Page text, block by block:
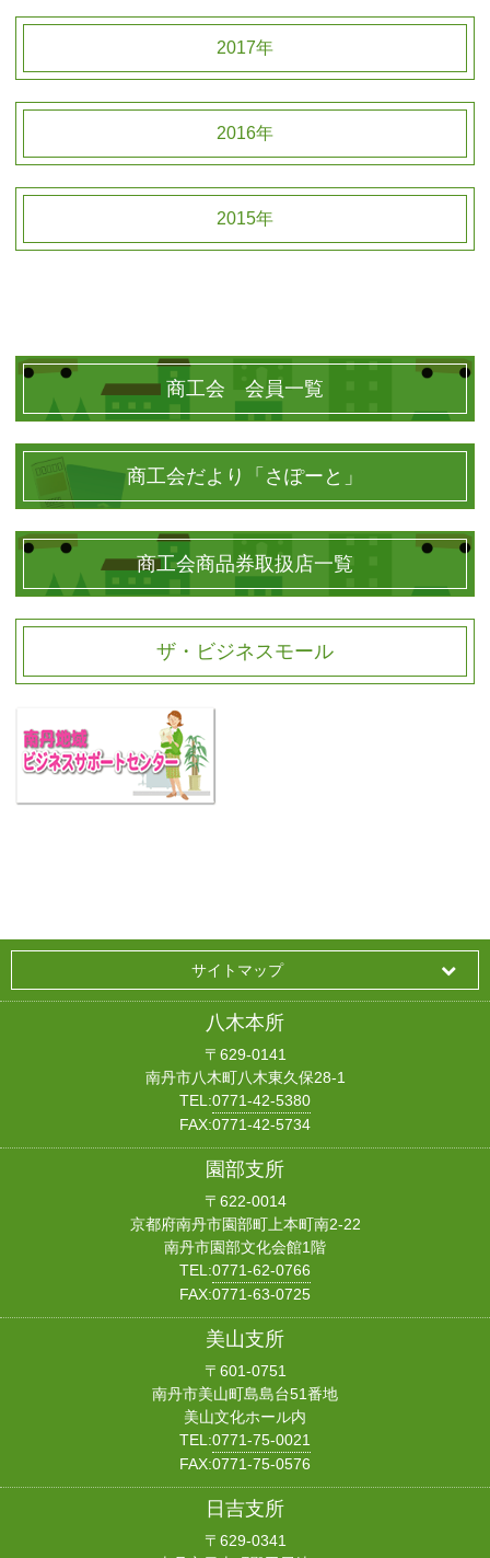
2017年
2016年
2015年
商工会 会員一覧
商工会だより「さぽーと」
商工会商品券取扱店一覧
ザ・ビジネスモール
サイトマップ
八木本所
〒629-0141
南丹市八木町八木東久保28-1
TEL:0771-42-5380
FAX:0771-42-5734
園部支所
〒622-0014
京都府南丹市園部町上本町南2-22
南丹市園部文化会館1階
TEL:0771-62-0766
FAX:0771-63-0725
美山支所
〒601-0751
南丹市美山町島島台51番地
美山文化ホール内
TEL:0771-75-0021
FAX:0771-75-0576
日吉支所
〒629-0341